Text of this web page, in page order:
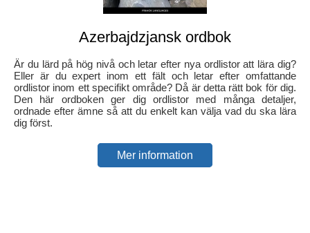
Azerbajdzjansk ordbok
Är du lärd på hög nivå och letar efter nya ordlistor att lära dig?
Eller är du expert inom ett fält och letar efter omfattande
ordlistor inom ett specifikt område? Då är detta rätt bok för dig.
Den här ordboken ger dig ordlistor med många detaljer,
ordnade efter ämne så att du enkelt kan välja vad du ska lära
dig först.
Mer information